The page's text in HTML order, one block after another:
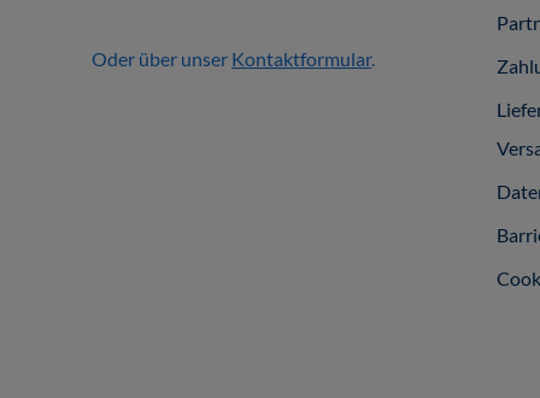
Oder über unser Kontaktformular.